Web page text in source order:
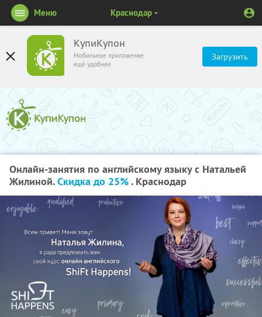
КупиКупон
Мобильное приложение
ещё удобнее
Загрузить
Меню Краснодар
Онлайн-занятия по английскому языку с Натальей
Жилиной.Скидка до 25%. Краснодар